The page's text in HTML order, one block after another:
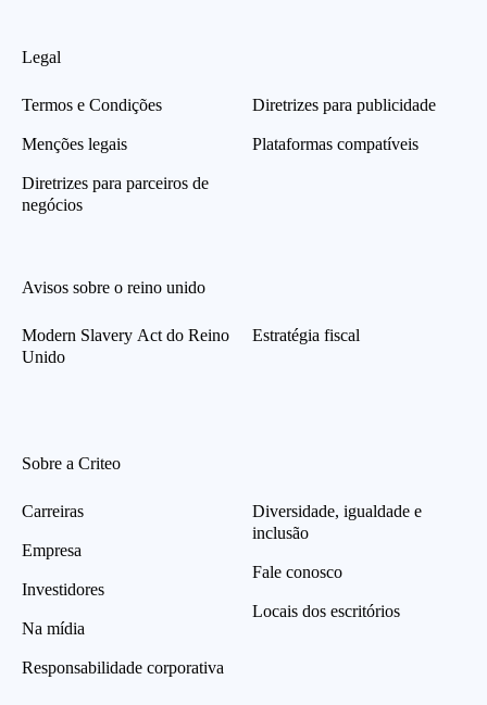
Legal
Termos e Condições
Menções legais
Diretrizes para parceiros de
negócios
Diretrizes para publicidade
Plataformas compatíveis
Avisos sobre o reino unido
Modern Slavery Act do Reino
Unido
Estratégia fiscal
Sobre a Criteo
Carreiras
Empresa
Investidores
Na mídia
Responsabilidade corporativa
Diversidade, igualdade e
inclusão
Fale conosco
Locais dos escritórios